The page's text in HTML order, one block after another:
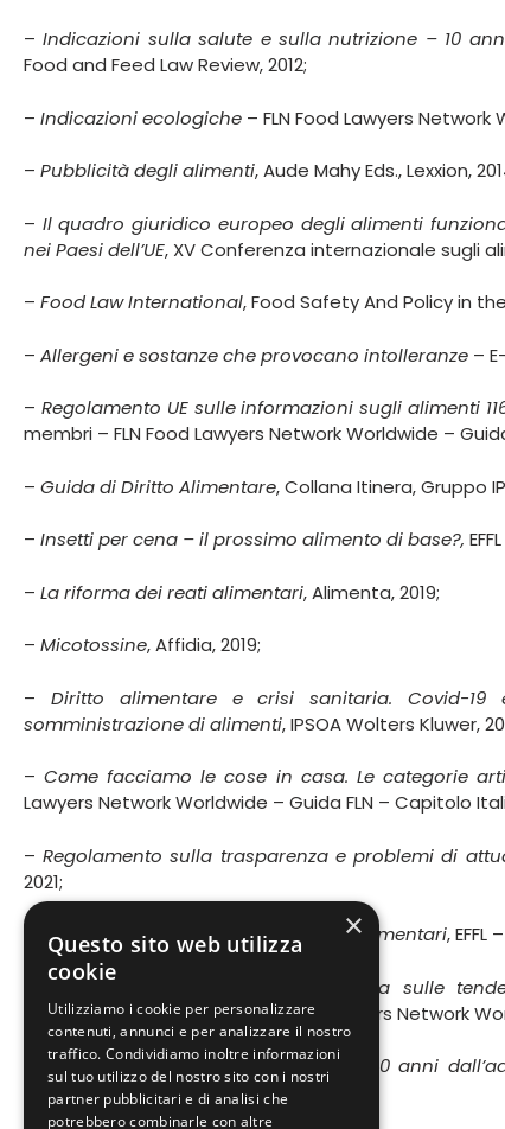
–Indicazioni sulla salute e sulla nutrizione – 10
Food and Feed Law Review, 2012;
– Indicazioni ecologiche – FLN Food Lawyers
– Pubblicità degli alimenti, Aude Mahy Eds., Lexxion,
– Il quadro giuridico europeo degli alimenti
nei Paesi dell’UE, XV Conferenza internazionale sugli
– Food Law International, Food Safety And Policy in
– Allergeni e sostanze che provocano intolleranze –
– Regolamento UE sulle informazioni sugli alimenti
membri – FLN Food Lawyers Network Worldwide –
– Guida di Diritto Alimentare, Collana Itinera, Gruppo
– Insetti per cena – il prossimo alimento di base?,
– La riforma dei reati alimentari, Alimenta, 2019;
– Micotossine, Affidia, 2019;
– Diritto alimentare e crisi sanitaria. Covid-19
somministrazione di alimenti, IPSOA Wolters Kluwer,
–Come facciamo le cose in casa. Le categorie
Lawyers Network Worldwide – Guida FLN – Capitolo
–Regolamento sulla trasparenza e problemi di
2021;
Etichettatura di origine dei prodotti alimentari,
CANNABIS & CBD: una panoramica sulle
nutrizionali e ricreativi– FLN Food Lawyers Network
La tutela dei prodotti DOP e IGP a 10 anni
European Food & feed Law Review, 2022;
×
Questo sito web utilizza
cookie
Utilizziamo i cookie per personalizzare
contenuti, annunci e per analizzare il nostro
traffico. Condividiamo inoltre informazioni
sul tuo utilizzo del nostro sito con i nostri
partner pubblicitari e di analisi che
potrebbero combinarle con altre